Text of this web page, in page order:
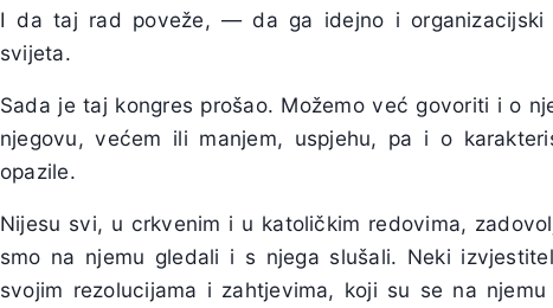
I da taj rad poveže, — da ga idejno i
svijeta.
Sada je taj kongres prošao. Možemo već govoriti i o
njegovu, većem ili manjem, uspjehu, pa i o
opazile.
Nijesu svi, u crkvenim i u katoličkim redovima,
smo na njemu gledali i s njega slušali. Neki
svojim rezolucijama i zahtjevima, koji su se na